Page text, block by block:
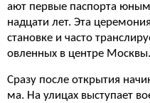
ают первые паспорта
надцати лет. Эта
становке и часто
овленных в центре Москвы.
Сразу после открытия
ма. На улицах выступает